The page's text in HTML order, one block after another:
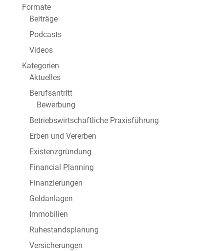
Formate
Beiträge
Podcasts
Videos
Kategorien
Aktuelles
Berufsantritt
Bewerbung
Betriebswirtschaftliche Praxisführung
Erben und Vererben
Existenzgründung
Financial Planning
Finanzierungen
Geldanlagen
Immobilien
Ruhestandsplanung
Versicherungen